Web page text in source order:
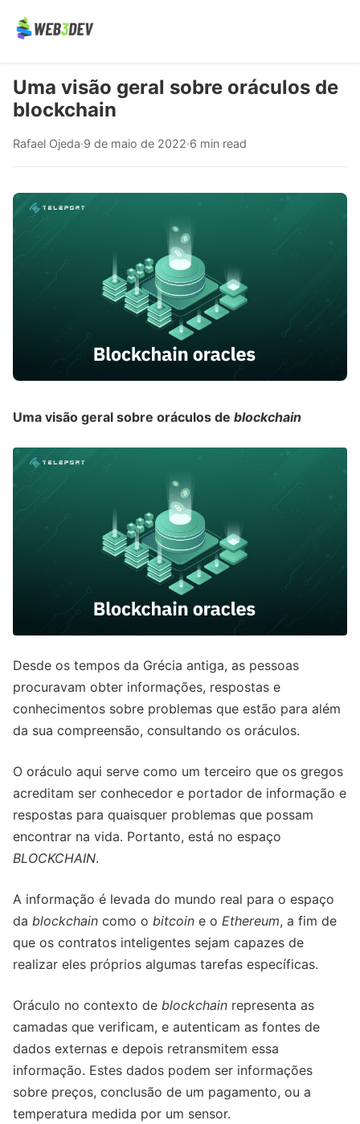
Uma visão geral sobre oráculos de
blockchain
Rafael Ojeda·9 de maio de 2022·6 min read
Uma visão geral sobre oráculos de blockchain
Desde os tempos da Grécia antiga, as pessoas
procuravam obter informações, respostas e
conhecimentos sobre problemas que estão para além
da sua compreensão, consultando os oráculos.
O oráculo aqui serve como um terceiro que os gregos
acreditam ser conhecedor e portador de informação e
respostas para quaisquer problemas que possam
encontrar na vida. Portanto, está no espaço
BLOCKCHAIN.
A informação é levada do mundo real para o espaço
da blockchain como o bitcoin e o Ethereum, a fim de
que os contratos inteligentes sejam capazes de
realizar eles próprios algumas tarefas específicas.
Oráculo no contexto de blockchain representa as
camadas que verificam, e autenticam as fontes de
dados externas e depois retransmitem essa
informação. Estes dados podem ser informações
sobre preços, conclusão de um pagamento, ou a
temperatura medida por um sensor.